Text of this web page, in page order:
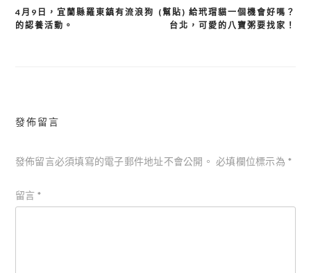
文
(幫貼) 給玳瑁貓一個機會好嗎？
台北，可愛的八寶粥要找家！
4月9日，宜蘭縣羅東鎮有流浪狗
的認養活動。
發佈留言
發佈留言必須填寫的電子郵件地址不會公開。 必填欄位標示為*
留言 *